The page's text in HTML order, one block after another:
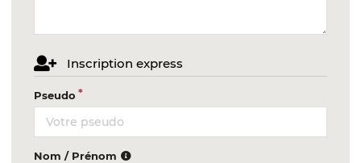
Inscription express
Pseudo
Nom / Prénom